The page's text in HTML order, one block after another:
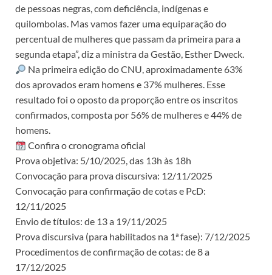
de pessoas negras, com deficiência, indígenas e
quilombolas. Mas vamos fazer uma equiparação do
percentual de mulheres que passam da primeira para a
segunda etapa”, diz a ministra da Gestão, Esther Dweck.
Na primeira edição do CNU, aproximadamente 63%
dos aprovados eram homens e 37% mulheres. Esse
resultado foi o oposto da proporção entre os inscritos
confirmados, composta por 56% de mulheres e 44% de
homens.
Confira o cronograma oficial
Prova objetiva: 5/10/2025, das 13h às 18h
Convocação para prova discursiva: 12/11/2025
Convocação para confirmação de cotas e PcD:
12/11/2025
Envio de títulos: de 13 a 19/11/2025
Prova discursiva (para habilitados na 1ª fase): 7/12/2025
Procedimentos de confirmação de cotas: de 8 a
17/12/2025